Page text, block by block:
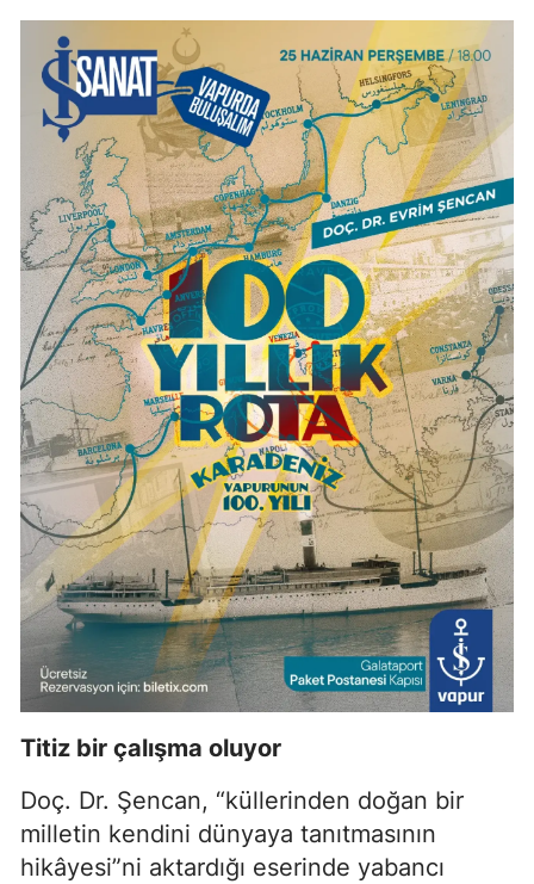
Titiz bir çalışma oluyor
Doç. Dr. Şencan, “küllerinden doğan bir
milletin kendini dünyaya tanıtmasının
hikâyesi”ni aktardığı eserinde yabancı